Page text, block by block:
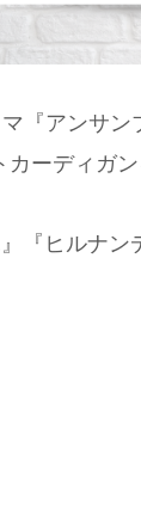
『アンサ
ーディガン
』『ヒルナン